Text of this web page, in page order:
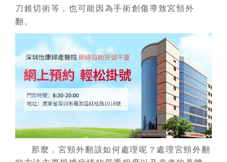
刀錐切術等，也可能因為手術創傷導致宮頸外
翻。
那麼，宮頸外翻該如何處理呢？處理宮頸外翻